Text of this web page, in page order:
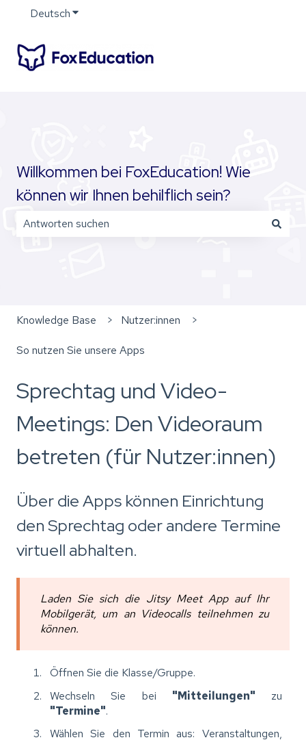
DeutschUntermenü für Übersetzungen anzeigen
Willkommen bei FoxEducation! Wie
können wir Ihnen behilflich sein?
Knowledge Base Nutzer:innen
So nutzen Sie unsere Apps
Sprechtag und Video-
Meetings: Den Videoraum
betreten (für Nutzer:innen)
Über die Apps können Einrichtung
den Sprechtag oder andere Termine
virtuell abhalten.
Laden Sie sich die Jitsy Meet App auf Ihr
Mobilgerät, um an Videocalls teilnehmen zu
können.
Öffnen Sie die Klasse/Gruppe.
Wechseln Sie bei "Mitteilungen" zu
"Termine".
Wählen Sie den Termin aus: Veranstaltungen,